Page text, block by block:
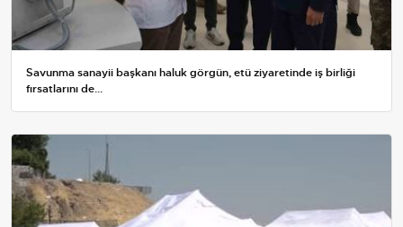
Savunma sanayii başkanı haluk görgün, etü ziyaretinde iş birliği
fırsatlarını de...